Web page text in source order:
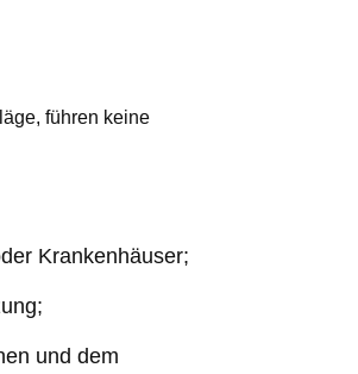
führen keine
Krankenhäuser;
und dem